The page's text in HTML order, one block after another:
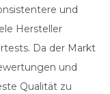
und
Hersteller
Da der Markt
und
Qualität zu